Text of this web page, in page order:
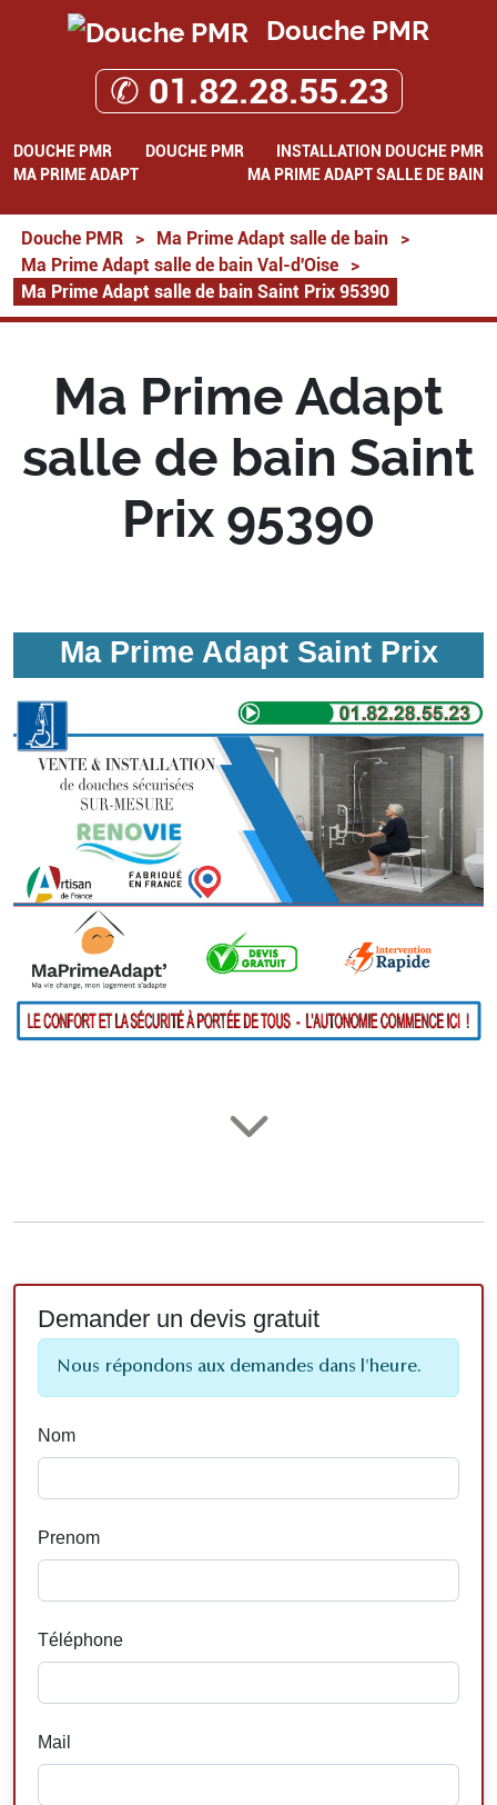
Douche PMR
✆ 01.82.28.55.23
DOUCHE PMR DOUCHE PMR
INSTALLATION DOUCHE PMR
MA PRIME ADAPT
MA PRIME ADAPT SALLE DE BAIN
Douche PMR > Ma Prime Adapt salle de bain
>
Ma Prime Adapt salle de bain Val-d'Oise
>
Ma Prime Adapt salle de bain Saint Prix 95390
Ma Prime Adapt
salle de bain Saint
Prix 95390
Ma Prime Adapt Saint Prix
Demander un devis gratuit
Nous répondons aux demandes dans l'heure.
Nom
Prenom
Téléphone
Mail